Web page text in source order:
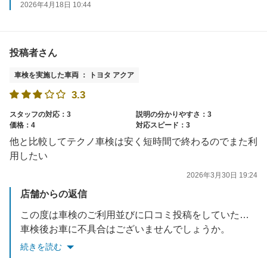
2026年4月18日 10:44
投稿者さん
車検を実施した車両 ： トヨタ アクア
3.3
スタッフの対応：3
説明の分かりやすさ：3
価格：4
対応スピード：3
他と比較してテクノ車検は安く短時間で終わるのでまた利
用したい
2026年3月30日 19:24
店舗からの返信
この度は車検のご利用並びに口コミ投稿をしていただき、誠にありがとうございます。
車検後お車に不具合はございませんでしょうか。
何かご不明な点やお気づきの点等がございましたら、お気軽にお問合せください。
続きを読む